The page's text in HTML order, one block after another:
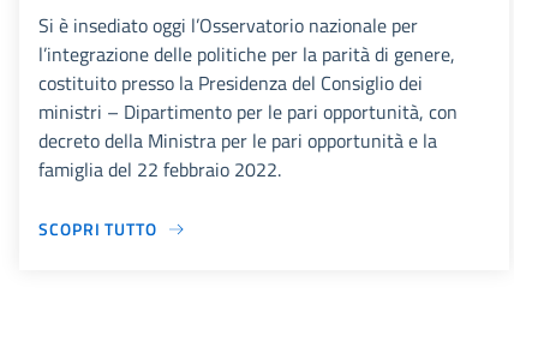
Si è insediato oggi l’Osservatorio nazionale per
l’integrazione delle politiche per la parità di genere,
costituito presso la Presidenza del Consiglio dei
ministri – Dipartimento per le pari opportunità, con
decreto della Ministra per le pari opportunità e la
famiglia del 22 febbraio 2022.
SCOPRI TUTTO